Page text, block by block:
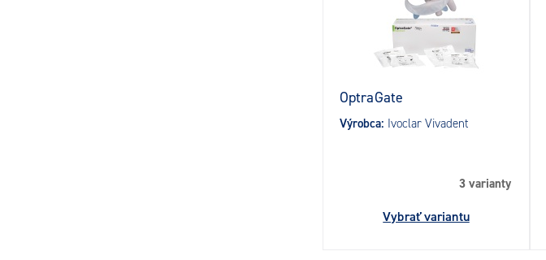
OptraGate
Výrobca: Ivoclar Vivadent
3 varianty
Vybrať variantu